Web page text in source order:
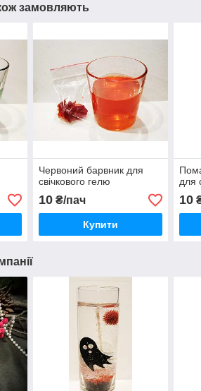
замовляють
Червоний барвник для
свічкового гелю
10₴/пач
Купити
для
10